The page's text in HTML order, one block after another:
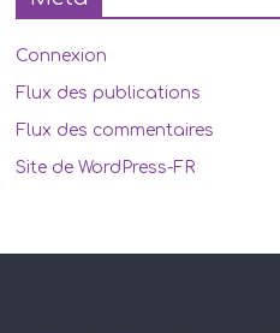
Connexion
Flux des publications
Flux des commentaires
Site de WordPress-FR